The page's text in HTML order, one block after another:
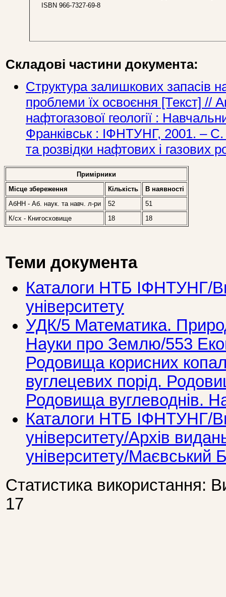
ISBN 966-7327-69-8
Складові частини документа:
Структура залишкових запасів
проблеми їх освоєння [Текст] //
нафтогазової геології :
Франківськ : ІФНТУНГ, 2001. – С.
та розвідки нафтових і газових
Примірники
Місце збереження
Кількість
В наявностi
АбНН - Аб. наук. та навч. л-ри
52
51
К/сх - Книгосховище
18 18
Теми документа
Каталоги НТБ ІФНТУНГ/
університету
УДК/5 Математика.
Науки про Землю/553
Родовища корисних
вуглецевих порід.
Родовища вуглеводнів.
Каталоги НТБ ІФНТУНГ/
університету/Архів
університету/Маєвський
Статистика використання:
17